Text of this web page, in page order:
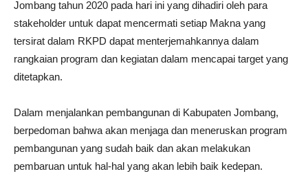
Jombang tahun 2020 pada hari ini yang dihadiri oleh para
stakeholder untuk dapat mencermati setiap Makna yang
tersirat dalam RKPD dapat menterjemahkannya dalam
rangkaian program dan kegiatan dalam mencapai target yang
ditetapkan.
Dalam menjalankan pembangunan di Kabupaten Jombang,
berpedoman bahwa akan menjaga dan meneruskan program
pembangunan yang sudah baik dan akan melakukan
pembaruan untuk hal-hal yang akan lebih baik kedepan.